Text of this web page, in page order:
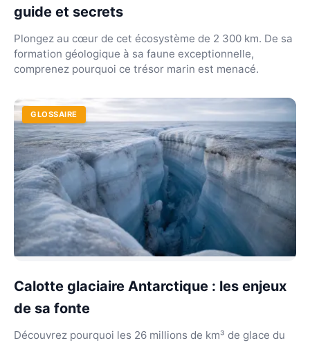
guide et secrets
Plongez au cœur de cet écosystème de 2 300 km. De sa
formation géologique à sa faune exceptionnelle,
comprenez pourquoi ce trésor marin est menacé.
GLOSSAIRE
Calotte glaciaire Antarctique : les enjeux
de sa fonte
Découvrez pourquoi les 26 millions de km³ de glace du